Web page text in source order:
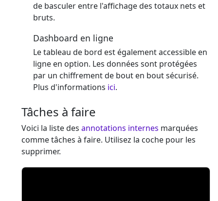
de basculer entre l'affichage des totaux nets et
bruts.
Dashboard en ligne
Le tableau de bord est également accessible en
ligne en option. Les données sont protégées
par un chiffrement de bout en bout sécurisé.
Plus d'informations ici.
Tâches à faire
Voici la liste des annotations internes marquées
comme tâches à faire. Utilisez la coche pour les
supprimer.